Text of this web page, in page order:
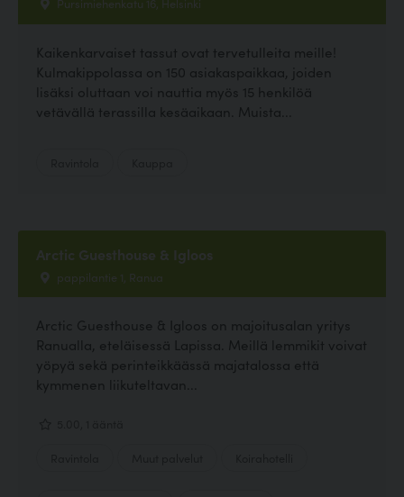
Kaikenkarvaiset tassut ovat tervetulleita meille!
Kulmakippolassa on 150 asiakaspaikkaa, joiden
lisäksi oluttaan voi nauttia myös 15 henkilöä
vetävällä terassilla kesäaikaan. Muista...
Arctic Guesthouse & Igloos
pappilantie 1, Ranua
Arctic Guesthouse & Igloos on majoitusalan yritys
Ranualla, eteläisessä Lapissa. Meillä lemmikit voivat
yöpyä sekä perinteikkäässä majatalossa että
kymmenen liikuteltavan...